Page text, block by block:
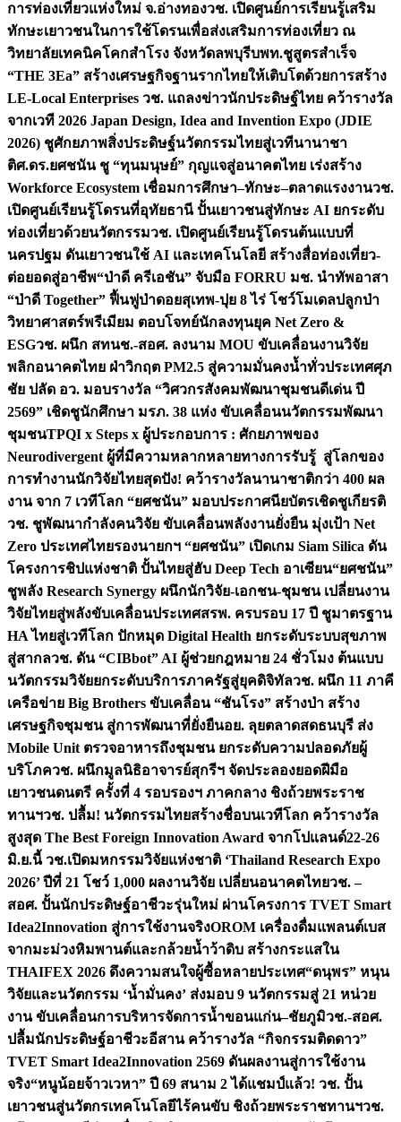
การท่องเที่ยวแห่งใหม่ จ.อ่างทองวช. เปิดศูนย์การเรียนรู้เสริม
ทักษะเยาวชนในการใช้โดรนเพื่อส่งเสริมการท่องเที่ยว ณ
วิทยาลัยเทคนิคโคกสำโรง จังหวัดลพบุรีบพท.ชูสูตรสำเร็จ
“THE 3Ea” สร้างเศรษฐกิจฐานรากไทยให้เติบโตด้วยการสร้าง
LE-Local Enterprises วช. แถลงข่าวนักประดิษฐ์ไทย คว้ารางวัล
จากเวที 2026 Japan Design, Idea and Invention Expo (JDIE
2026) ชูศักยภาพสิ่งประดิษฐ์นวัตกรรมไทยสู่เวทีนานาชา
ติศ.ดร.ยศชนัน ชู “ทุนมนุษย์” กุญแจสู่อนาคตไทย เร่งสร้าง
Workforce Ecosystem เชื่อมการศึกษา–ทักษะ–ตลาดแรงงานวช.
เปิดศูนย์เรียนรู้โดรนที่อุทัยธานี ปั้นเยาวชนสู่ทักษะ AI ยกระดับ
ท่องเที่ยวด้วยนวัตกรรมวช. เปิดศูนย์เรียนรู้โดรนต้นแบบที่
นครปฐม ดันเยาวชนใช้ AI และเทคโนโลยี สร้างสื่อท่องเที่ยว-
ต่อยอดสู่อาชีพ“ป่าดี ครีเอชัน” จับมือ FORRU มช. นำทัพอาสา
“ป่าดี Together” ฟื้นฟูป่าดอยสุเทพ-ปุย 8 ไร่ โชว์โมเดลปลูกป่า
วิทยาศาสตร์พรีเมียม ตอบโจทย์นักลงทุนยุค Net Zero &
ESGวช. ผนึก สทนช.-สอศ. ลงนาม MOU ขับเคลื่อนงานวิจัย
พลิกอนาคตไทย ฝ่าวิกฤต PM2.5 สู่ความมั่นคงน้ำทั่วประเทศศุภ
ชัย ปลัด อว. มอบรางวัล “วิศวกรสังคมพัฒนาชุมชนดีเด่น ปี
2569” เชิดชูนักศึกษา มรภ. 38 แห่ง ขับเคลื่อนนวัตกรรมพัฒนา
ชุมชนTPQI x Steps x ผู้ประกอบการ : ศักยภาพของ
Neurodivergent ผู้ที่มีความหลากหลายทางการรับรู้ สู่โลกของ
การทำงานนักวิจัยไทยสุดปัง! คว้ารางวัลนานาชาติกว่า 400 ผล
งาน จาก 7 เวทีโลก “ยศชนัน” มอบประกาศนียบัตรเชิดชูเกียรติ
วช. ชูพัฒนากำลังคนวิจัย ขับเคลื่อนพลังงานยั่งยืน มุ่งเป้า Net
Zero ประเทศไทยรองนายกฯ “ยศชนัน” เปิดเกม Siam Silica ดัน
โครงการชิปแห่งชาติ ปั้นไทยสู่ฮับ Deep Tech อาเซียน“ยศชนัน”
ชูพลัง Research Synergy ผนึกนักวิจัย-เอกชน-ชุมชน เปลี่ยนงาน
วิจัยไทยสู่พลังขับเคลื่อนประเทศสรพ. ครบรอบ 17 ปี ชูมาตรฐาน
HA ไทยสู่เวทีโลก ปักหมุด Digital Health ยกระดับระบบสุขภาพ
สู่สากลวช. ดัน “CIBbot” AI ผู้ช่วยกฎหมาย 24 ชั่วโมง ต้นแบบ
นวัตกรรมวิจัยยกระดับบริการภาครัฐสู่ยุคดิจิทัลวช. ผนึก 11 ภาคี
เครือข่าย Big Brothers ขับเคลื่อน “ชันโรง” สร้างป่า สร้าง
เศรษฐกิจชุมชน สู่การพัฒนาที่ยั่งยืนอย. ลุยตลาดสดธนบุรี ส่ง
Mobile Unit ตรวจอาหารถึงชุมชน ยกระดับความปลอดภัยผู้
บริโภควช. ผนึกมูลนิธิอาจารย์สุกรีฯ จัดประลองยอดฝีมือ
เยาวชนดนตรี ครั้งที่ 4 รอบรองฯ ภาคกลาง ชิงถ้วยพระราช
ทานฯวช. ปลื้ม! นวัตกรรมไทยสร้างชื่อบนเวทีโลก คว้ารางวัล
สูงสุด The Best Foreign Innovation Award จากโปแลนด์22-26
มิ.ย.นี้ วช.เปิดมหกรรมวิจัยแห่งชาติ ‘Thailand Research Expo
2026’ ปีที่ 21 โชว์ 1,000 ผลงานวิจัย เปลี่ยนอนาคตไทยวช. –
สอศ. ปั้นนักประดิษฐ์อาชีวะรุ่นใหม่ ผ่านโครงการ TVET Smart
Idea2Innovation สู่การใช้งานจริงOROM เครื่องดื่มแพลนต์เบส
จากมะม่วงหิมพานต์และกล้วยน้ำว้าดิบ สร้างกระแสใน
THAIFEX 2026 ดึงความสนใจผู้ซื้อหลายประเทศ“ดนุพร” หนุน
วิจัยและนวัตกรรม ‘น้ำมั่นคง’ ส่งมอบ 9 นวัตกรรมสู่ 21 หน่วย
งาน ขับเคลื่อนการบริหารจัดการน้ำขอนแก่น–ชัยภูมิวช.-สอศ.
ปลื้มนักประดิษฐ์อาชีวะอีสาน คว้ารางวัล “กิจกรรมติดดาว”
TVET Smart Idea2Innovation 2569 ดันผลงานสู่การใช้งาน
จริง“หนูน้อยจ้าวเวหา” ปี 69 สนาม 2 ได้แชมป์แล้ว! วช. ปั้น
เยาวชนสู่นวัตกรเทคโนโลยีไร้คนขับ ชิงถ้วยพระราชทานฯวช.